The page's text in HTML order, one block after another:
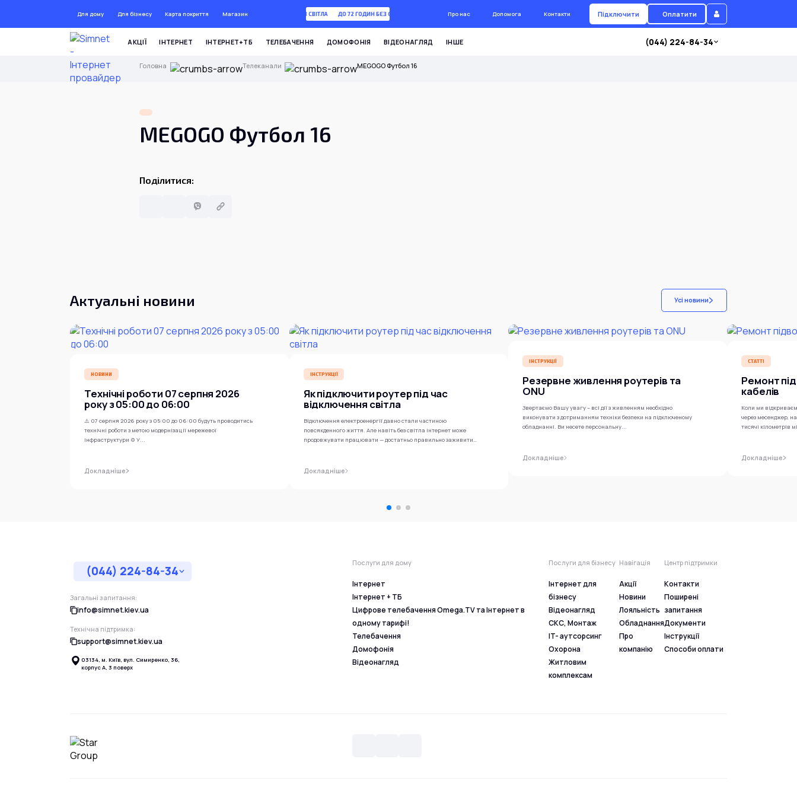
Для дому Для бізнесу Карта покриття Магазин ДО 72 ГОДИН БЕЗ СВІТЛА ДО 72 ГОДИН БЕЗ СВІТЛА Про нас Допомога Контакти Підключити Оплатити
АКЦІЇ ІНТЕРНЕТ ІНТЕРНЕТ+ТБ ТЕЛЕБАЧЕННЯ ДОМОФОНІЯ ВІДЕОНАГЛЯД ІНШЕ (044) 224-84-34
Головна Телеканали MEGOGO Футбол 16
MEGOGO Футбол 16
Поділитися:
Актуальні новини Усі новини
НОВИНИ
Технічні роботи 07 серпня 2026
року з 05:00 до 06:00
⚠️ 07 серпня 2026 року з 05:00 до 06:00 будуть проводитись
технічні роботи з метою модернізації мережевої
інфраструктури ⚙️ У...
Докладніше
ІНСТРУКЦІЇ
Як підключити роутер під час
відключення світла
Відключення електроенергії давно стали частиною
повсякденного життя. Але навіть без світла інтернет може
продовжувати працювати — достатньо правильно заживити
Докладніше
ІНСТРУКЦІЇ
Резервне живлення роутерів та
ONU
Звертаємо Вашу увагу – всі дії з живленням необхідно
виконувати з дотриманням техніки безпеки на підключеному
обладнанні. Ви несете персональну...
Докладніше
СТАТТІ
Ремонт
кабелів
Коли ми
через месенджер,
тисячі кілометрів
Докладніше
(044) 224-84-34
Загальні запитання:
info@simnet.kiev.ua
Технічна підтримка:
support@simnet.kiev.ua
03134, м. Київ, вул. Симиренко, 36,
корпус А, 3 поверх
Послуги для дому
Інтернет
Інтернет + ТБ
Цифрове телебачення Omega.TV та Інтернет в
одному тарифі!
Телебачення
Домофонія
Відеонагляд
Послуги для бізнесу
Інтернет для
бізнесу
Відеонагляд
СКС, Монтаж
IT- аутсорсинг
Охорона
Житловим
комплексам
Навігація
Акції
Новини
Лояльність
Обладнання
Про
компанію
Центр підтримки
Контакти
Поширені
запитання
Документи
Інструкції
Способи оплати